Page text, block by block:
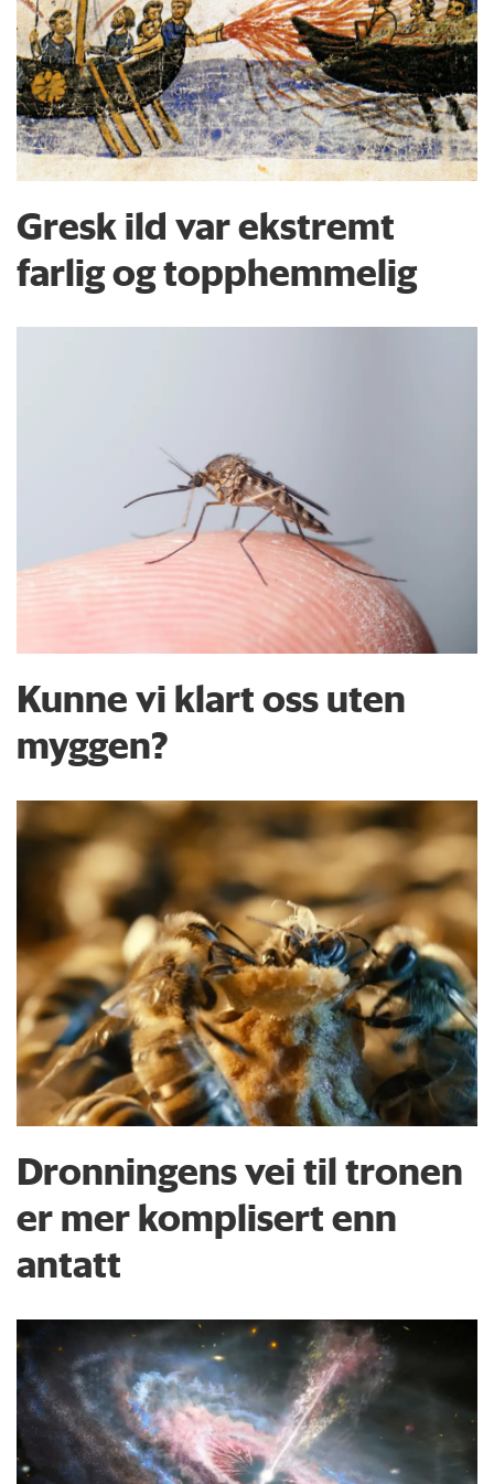
Gresk ild var ekstremt
farlig og topphemmelig
Kunne vi klart oss uten
myggen?
Dronningens vei til tronen
er mer komplisert enn
antatt